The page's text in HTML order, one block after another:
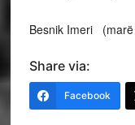
Besnik Imeri (marë
Share via:
Facebook